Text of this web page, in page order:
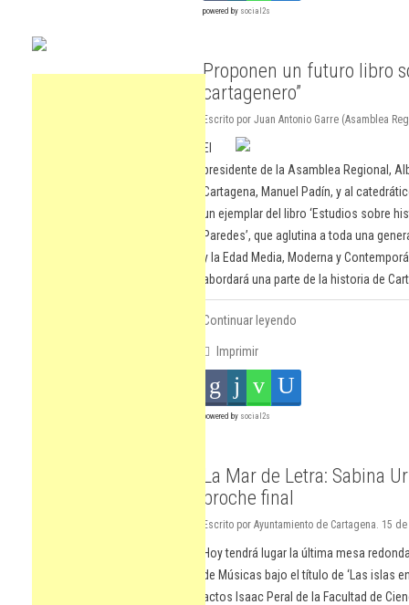
powered by social2s
Proponen un futuro libro
cartagenero”
Escrito por Juan Antonio Garre (Asamblea
El
presidente de la Asamblea Regional,
Cartagena, Manuel Padín, y al
un ejemplar del libro ‘Estudios sobre
Paredes’, que aglutina a toda una
y la Edad Media, Moderna y
abordará una parte de la historia de
Continuar leyendo
Imprimir
powered by social2s
La Mar de Letra: Sabina
broche final
Escrito por Ayuntamiento de Cartagena. 15
Hoy tendrá lugar la última mesa
de Músicas bajo el título de ‘Las islas
actos Isaac Peral de la Facultad de